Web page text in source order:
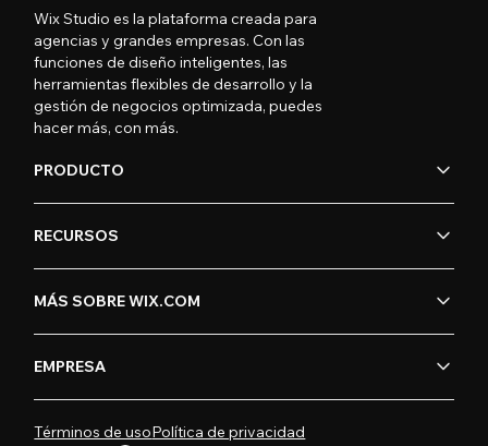
Wix Studio es la plataforma creada para
agencias y grandes empresas. Con las
funciones de diseño inteligentes, las
herramientas flexibles de desarrollo y la
gestión de negocios optimizada, puedes
hacer más, con más.
PRODUCTO
RECURSOS
MÁS SOBRE WIX.COM
EMPRESA
Términos de usoPolítica de privacidad